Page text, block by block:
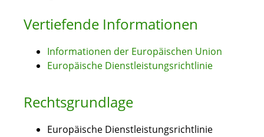
Vertiefende Informationen
Informationen der Europäischen Union
Europäische Dienstleistungsrichtlinie
Rechtsgrundlage
Europäische Dienstleistungsrichtlinie